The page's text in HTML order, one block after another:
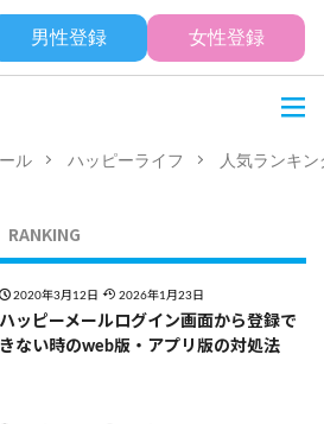
男性登録 女性登録
ル ハッピーライフ 人気ランキン
RANKING
2020年3月12日 2026年1月23日
ハッピーメールログイン画面から登録で
きない時のweb版・アプリ版の対処法